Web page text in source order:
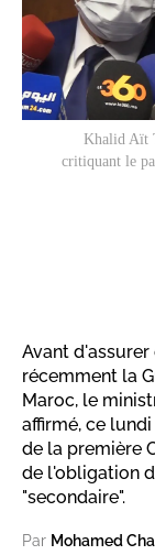
Khalid Aït
critiquant le
Avant
récemment la
Maroc, le
affirmé, ce
de la première
de l'obligation
"secondaire".
Par Mohamed